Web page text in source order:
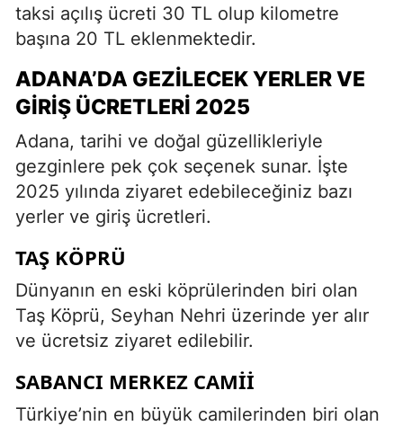
taksi açılış ücreti 30 TL olup kilometre
başına 20 TL eklenmektedir.
ADANA’DA GEZILECEK YERLER VE
GIRIŞ ÜCRETLERI 2025
Adana, tarihi ve doğal güzellikleriyle
gezginlere pek çok seçenek sunar. İşte
2025 yılında ziyaret edebileceğiniz bazı
yerler ve giriş ücretleri.
TAŞ KÖPRÜ
Dünyanın en eski köprülerinden biri olan
Taş Köprü, Seyhan Nehri üzerinde yer alır
ve ücretsiz ziyaret edilebilir.
SABANCI MERKEZ CAMII
Türkiye’nin en büyük camilerinden biri olan